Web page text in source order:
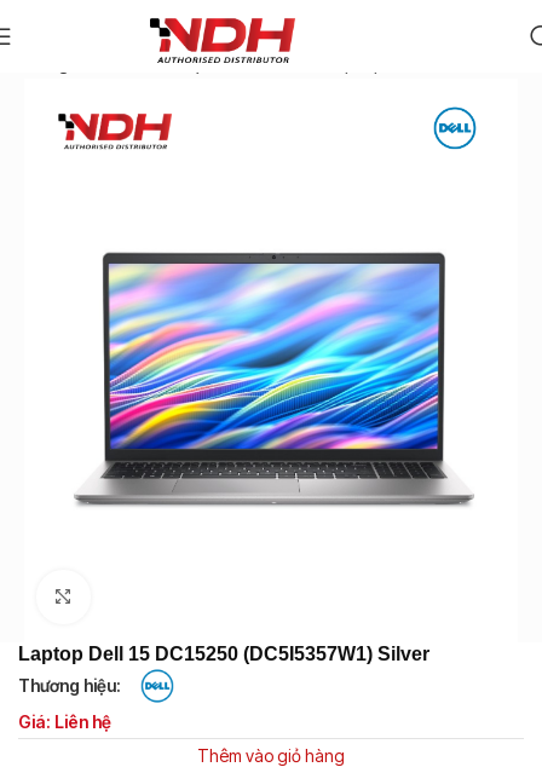
Danh Mục Sản Phẩm
Laptop Dell 15 DC15250 (DC5I5357W1) Silver
Thương hiệu:
Giá: Liên hệ
Thêm vào giỏ hàng